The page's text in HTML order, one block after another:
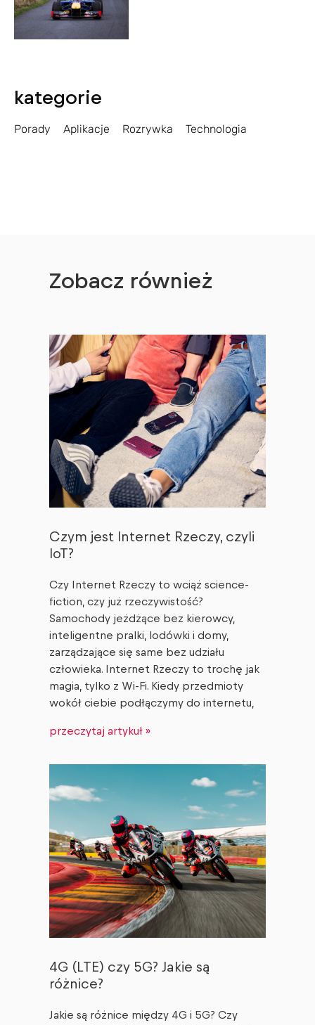
kategorie
Porady Aplikacje Rozrywka Technologia
Zobacz również
Czym jest Internet Rzeczy, czyli
IoT?
Czy Internet Rzeczy to wciąż science-
fiction, czy już rzeczywistość?
Samochody jeżdżące bez kierowcy,
inteligentne pralki, lodówki i domy,
zarządzające się same bez udziału
człowieka. Internet Rzeczy to trochę jak
magia, tylko z Wi-Fi. Kiedy przedmioty
wokół ciebie podłączymy do internetu,
przeczytaj artykuł »
4G (LTE) czy 5G? Jakie są
różnice?
Jakie są różnice między 4G i 5G? Czy